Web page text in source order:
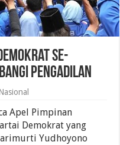
Se-
Pengadilan
Apel Pimpinan
Demokrat yang
Yudhoyono